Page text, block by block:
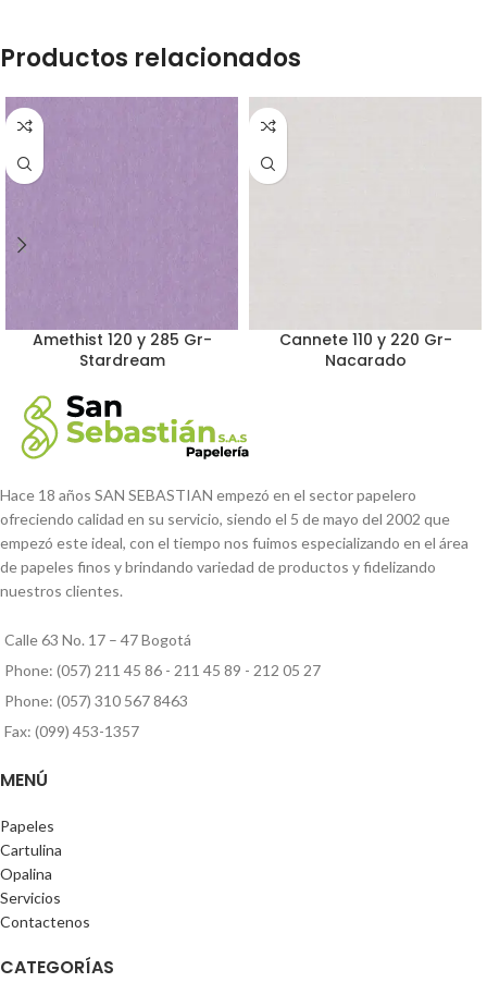
Productos relacionados
Amethist 120 y 285 Gr-
Stardream
Cannete 110 y 220 Gr-
Nacarado
Hace 18 años SAN SEBASTIAN empezó en el sector papelero
ofreciendo calidad en su servicio, siendo el 5 de mayo del 2002 que
empezó este ideal, con el tiempo nos fuimos especializando en el área
de papeles finos y brindando variedad de productos y fidelizando
nuestros clientes.
Calle 63 No. 17 – 47 Bogotá
Phone: (057) 211 45 86 - 211 45 89 - 212 05 27
Phone: (057) 310 567 8463
Fax: (099) 453-1357
MENÚ
Papeles
Cartulina
Opalina
Servicios
Contactenos
CATEGORÍAS